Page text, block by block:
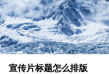
宣传片标题怎么排版